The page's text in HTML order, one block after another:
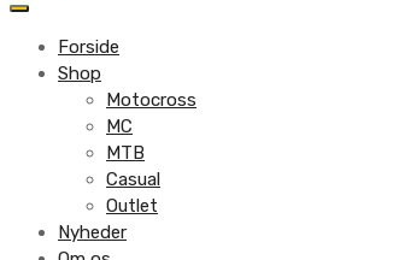
Forside
Shop
Motocross
MC
MTB
Casual
Outlet
Nyheder